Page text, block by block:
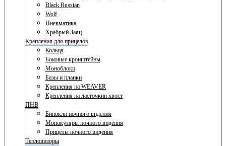
Black Russian
Wolf
Пневматика
Храбрый Заяц
Крепления для прицелов
Кольца
Боковые кронштейны
Моноблоки
Базы и планки
Крепления на WEAVER
Крепления на ласточкин хвост
ПНВ
Бинокли ночного видения
Монокуляры ночного видения
Прицелы ночного видения
Тепловизоры